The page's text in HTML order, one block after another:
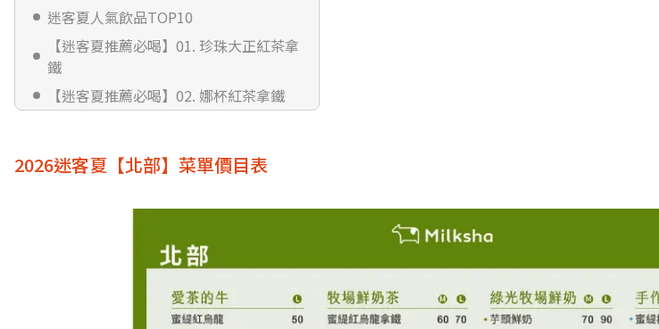
迷客夏人氣飲品TOP10
【迷客夏推薦必喝】01. 珍珠大正紅茶拿
鐵
【迷客夏推薦必喝】02. 娜杯紅茶拿鐵
【迷客夏推薦必喝】04. 輕纖蕎麥茶
【迷客夏推薦必喝】05. 手炒黑糖鮮奶
【迷客夏推薦必喝】06. 英倫伯爵紅茶
【迷客夏推薦必喝】07. 原片初露青茶
【迷客夏推薦必喝】08. 柳丁綠茶
【迷客夏推薦必喝】09. 琥珀高峰烏龍
【迷客夏推薦必喝】10. 芋頭鮮奶
2026迷客夏【北部】菜單價目表